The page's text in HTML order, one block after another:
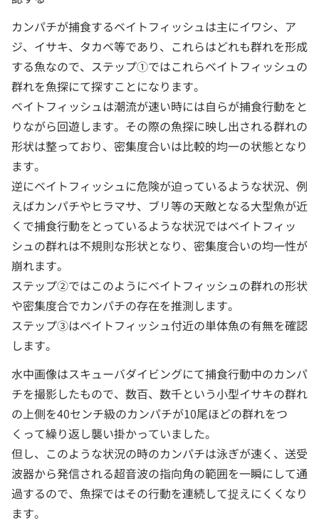
カンパチが捕食するベイトフィッシュは主にイワシ、ア
ジ、イサキ、タカベ等であり、これらはどれも群れを形成
する魚なので、ステップ①ではこれらベイトフィッシュの
群れを魚探にて探すことになります。
ベイトフィッシュは潮流が速い時には自らが捕食行動をと
りながら回遊します。その際の魚探に映し出される群れの
形状は整っており、密集度合いは比較的均一の状態となり
ます。
逆にベイトフィッシュに危険が迫っているような状況、例
えばカンパチやヒラマサ、ブリ等の天敵となる大型魚が近
くで捕食行動をとっているような状況ではベイトフィッ
シュの群れは不規則な形状となり、密集度合いの均一性が
崩れます。
ステップ②ではこのようにベイトフィッシュの群れの形状
や密集度合でカンパチの存在を推測します。
ステップ③はベイトフィッシュ付近の単体魚の有無を確認
します。
水中画像はスキューバダイビングにて捕食行動中のカンパ
チを撮影したもので、数百、数千という小型イサキの群れ
の上側を40センチ級のカンパチが10尾ほどの群れをつ
くって繰り返し襲い掛かっていました。
但し、このような状況の時のカンパチは泳ぎが速く、送受
波器から発信される超音波の指向角の範囲を一瞬にして通
過するので、魚探ではその行動を連続して捉えにくくなり
ます。